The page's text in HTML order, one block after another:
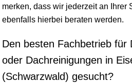
merken, dass wir jederzeit an Ihrer
ebenfalls hierbei beraten werden.
Den besten Fachbetrieb für
oder Dachreinigungen in
(Schwarzwald) gesucht?